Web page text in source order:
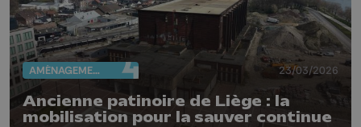
AMÉNAGEMENT DU TERRITOIRE 23/03/2026
Ancienne patinoire de Liège : la
mobilisation pour la sauver continue